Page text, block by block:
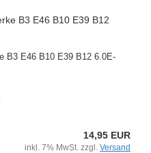
B3 E46 B10 E39 B12
B3 E46 B10 E39 B12 6.0E-
14,95 EUR
inkl. 7% MwSt. zzgl. Versand